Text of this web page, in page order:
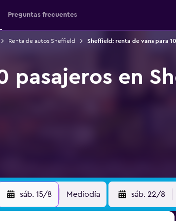
Preguntas frecuentes
Renta de autos Sheffield Sheffield: renta de vans para
pasajeros en
sáb. 15/8 Mediodía sáb. 22/8